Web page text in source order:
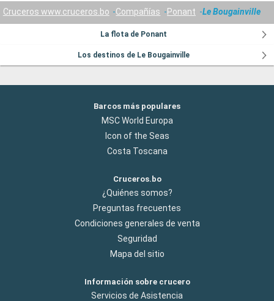
Cruceros www.cruceros.bo Compañías Ponant Le Bougainville
La flota de Ponant
Los destinos de Le Bougainville
Barcos más populares
MSC World Europa
Icon of the Seas
Costa Toscana
Cruceros.bo
¿Quiénes somos?
Preguntas frecuentes
Condiciones generales de venta
Seguridad
Mapa del sitio
Información sobre crucero
Servicios de Asistencia